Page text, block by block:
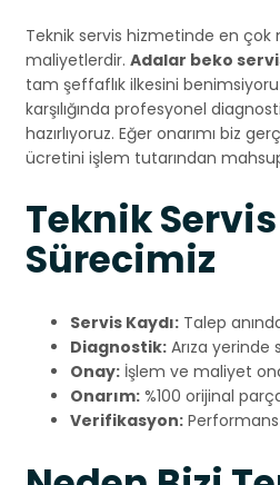
Teknik servis hizmetinde en çok
maliyetlerdir. Adalar beko
tam şeffaflık ilkesini
karşılığında profesyonel
hazırlıyoruz. Eğer onarımı biz
ücretini işlem tutarından
Teknik
Sürecimiz
Servis Kaydı: Talep
Diagnostik: Arıza yerinde
Onay: İşlem ve maliyet
Onarım: %100 orijinal
Verifikasyon: